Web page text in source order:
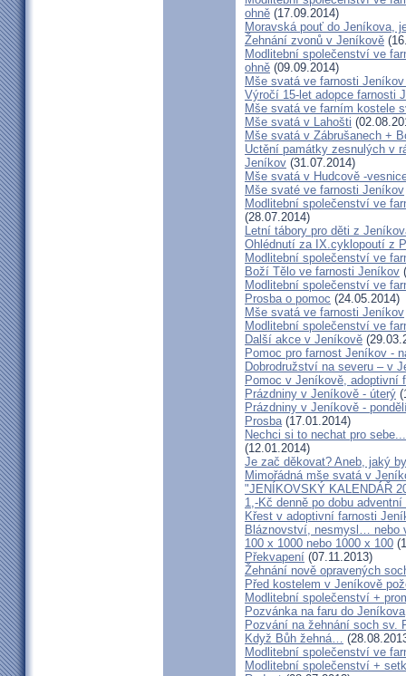
ohně (17.09.2014)
Moravská pouť do Jeníkova,
Žehnání zvonů v Jeníkově
Modlitební společenství ve
ohně (09.09.2014)
Mše svatá ve farnosti
Výročí 15-let adopce farnosti
Mše svatá ve farním kostele
Mše svatá v Lahošti
Mše svatá v Zábrušanech +
Uctění památky zesnulých v
Jeníkov (31.07.2014)
Mše svatá v Hudcově -
Mše svaté ve farnosti Jeníkov
Modlitební společenství ve
(28.07.2014)
Letní tábory pro děti z
Ohlédnutí za IX.cyklopoutí z
Modlitební společenství ve
Boží Tělo ve farnosti Jeníkov
Modlitební společenství ve
Prosba o pomoc (24.05.2014)
Mše svatá ve farnosti Jeníkov
Modlitební společenství ve
Další akce v Jeníkově
Pomoc pro farnost Jeníkov -
Dobrodružství na severu – v
Pomoc v Jeníkově, adoptivní
Prázdniny v Jeníkově - úterý
Prázdniny v Jeníkově -
Prosba (17.01.2014)
Nechci si to nechat pro
(12.01.2014)
Je zač děkovat? Aneb, jaký
Mimořádná mše svatá v
"JENÍKOVSKÝ KALENDÁŘ
1,-Kč denně po dobu
Křest v adoptivní farnosti
Bláznovství, nesmysl… nebo
100 x 1000 nebo 1000 x 100
Překvapení (07.11.2013)
Žehnání nově opravených
Před kostelem v Jeníkově
Modlitební společenství +
Pozvánka na faru do Jeníkova
Pozvání na žehnání soch sv.
Když Bůh žehná…
Modlitební společenství ve
Modlitební společenství +